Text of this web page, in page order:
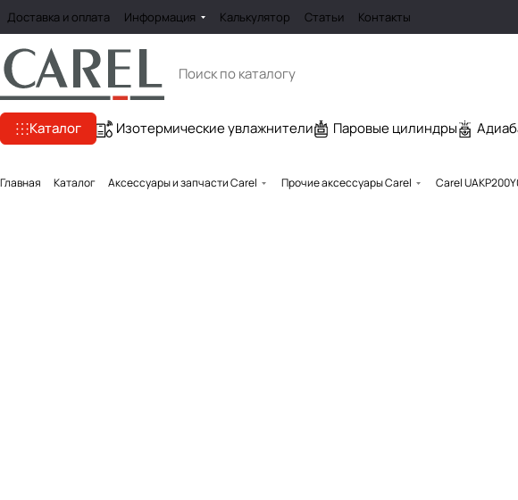
Доставка и оплата Информация Калькулятор Статьи Контакты
Каталог Изотермические увлажнители Паровые цилиндры
Главная Каталог Аксессуары и запчасти Carel Прочие аксессуары Carel Carel